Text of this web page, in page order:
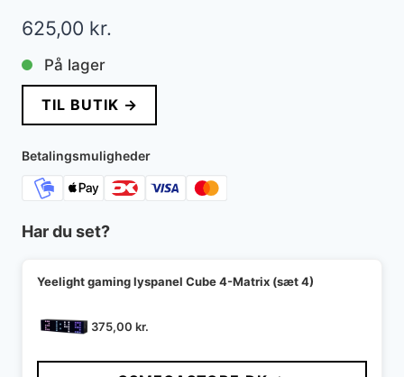
625,00 kr.
På lager
TIL BUTIK →
Betalingsmuligheder
Har du set?
Yeelight gaming lyspanel Cube 4-Matrix (sæt 4)
375,00 kr.